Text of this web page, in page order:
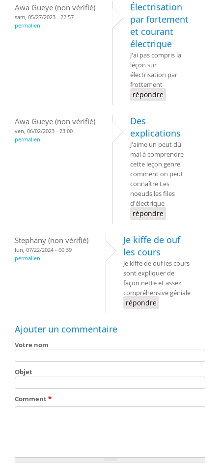
Awa Gueye (non vérifié)
sam, 05/27/2023 - 22:57
permalien
Électrisation
par fortement
et courant
électrique
J'ai pas compris la
léçon sur
électrisation par
frottement
répondre
Awa Gueye (non vérifié)
ven, 06/02/2023 - 23:00
permalien
Des
explications
J'aime un peut dù
mal à comprendre
cette leçon genre
comment on peut
connaître Les
noeuds,les files
d'électrique
répondre
Stephany (non vérifié)
lun, 07/22/2024 - 00:39
permalien
Je kiffe de ouf
les cours
Je kiffe de ouf les cours
sont expliquer de
façon nette et assez
compréhensive géniale
répondre
Ajouter un commentaire
Votre nom
Objet
Comment*